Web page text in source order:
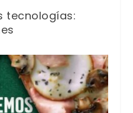
tecnologías: